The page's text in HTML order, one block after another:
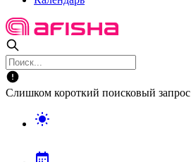
Слишком короткий поисковый запрос